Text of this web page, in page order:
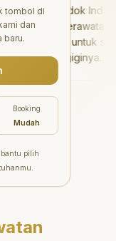
Pondok Indah
perawatan gigi
luar biasa untuk semua
Dokter giginya
ramah, dan
waktu untuk
pasien
gigi dan mulut
baik. Klinik ini terletak
yang strategis,
nyaman untuk
Sangat
untuk
tombol di
dan
baru.
Booking
Mudah
pilih